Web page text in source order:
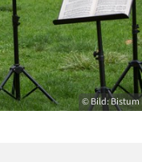
© Bild: Bistum